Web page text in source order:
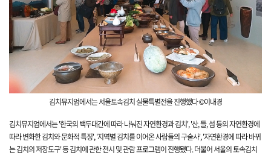
김치뮤지엄에서는 서울토속김치실물특별전을 진행했다 ©이내경
김치뮤지엄에서는 '한국의 백두대간에 따라 나눠진 자연환경과 김치', '산,들, 섬 등의자연환경에
따라 변화한 김치와 문화적 특징', '지역별 김치를 이어온 사람들의 구술사', '자연환경에 따라 바뀌
는 김치의 저장도구' 등 김치에 관한 전시 및 관람 프로그램이 진행됐다. 더불어 서울의 토속김치